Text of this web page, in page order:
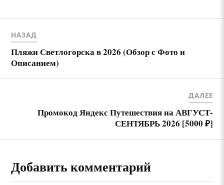
НАЗАД
Пляжи Светлогорска в 2026 (Обзор с Фото и
Описанием)
ДАЛЕЕ
Промокод Яндекс Путешествия на АВГУСТ-
СЕНТЯБРЬ 2026 [5000 ₽]
Добавить комментарий